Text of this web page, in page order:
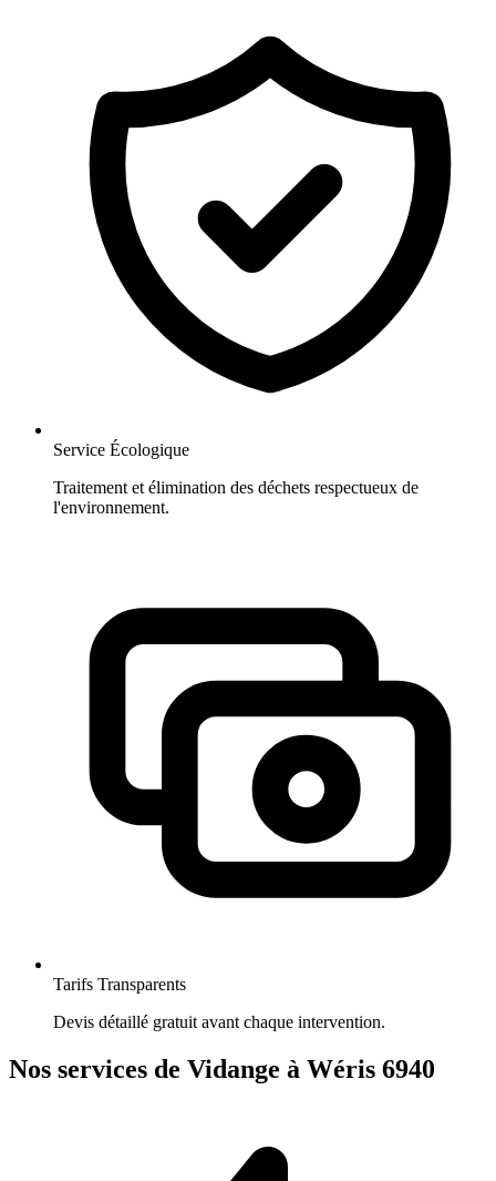
Service Écologique
Traitement et élimination des déchets respectueux de
l'environnement.
Tarifs Transparents
Devis détaillé gratuit avant chaque intervention.
Nos services de Vidange à Wéris 6940